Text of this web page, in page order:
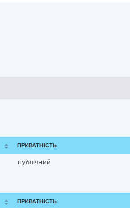
ПРИВАТНІСТЬ
публічний
ПРИВАТНІСТЬ